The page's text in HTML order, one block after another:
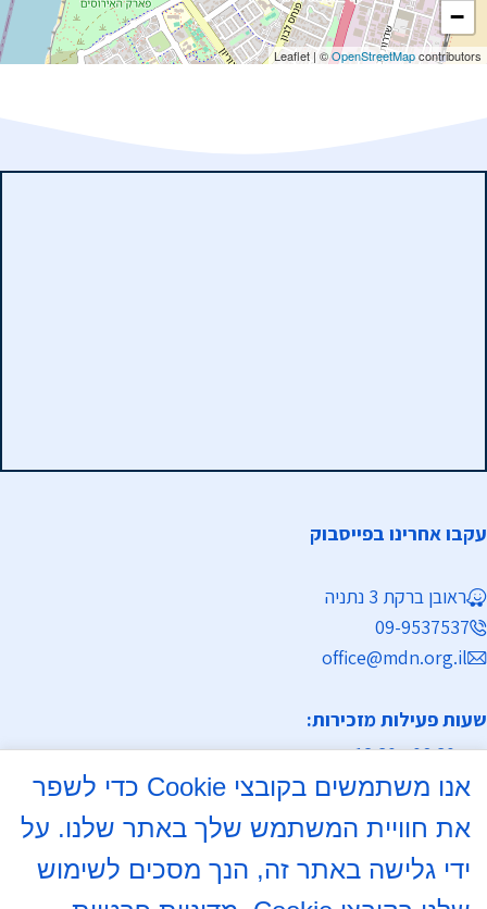
−
Leaflet | ©OpenStreetMapcontributors
עקבו אחרינו בפייסבוק
ראובן ברקת 3 נתניה
09-9537537
office@mdn.org.il
שעות פעילות מזכירות:
א-ה 08:30 - 12:30
א, ד 16:00- 18:00
אנו משתמשים בקובצי Cookie כדי לשפר
את חוויית המשתמש שלך באתר שלנו. על
ידי גלישה באתר זה, הנך מסכים לשימוש